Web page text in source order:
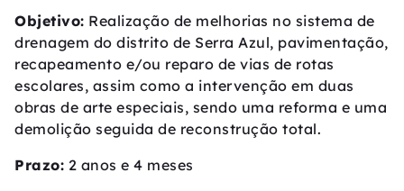
Objetivo: Realização de melhorias no sistema de
drenagem do distrito de Serra Azul, pavimentação,
recapeamento e/ou reparo de vias de rotas
escolares, assim como a intervenção em duas
obras de arte especiais, sendo uma reforma e uma
demolição seguida de reconstrução total.
Prazo: 2 anos e 4 meses